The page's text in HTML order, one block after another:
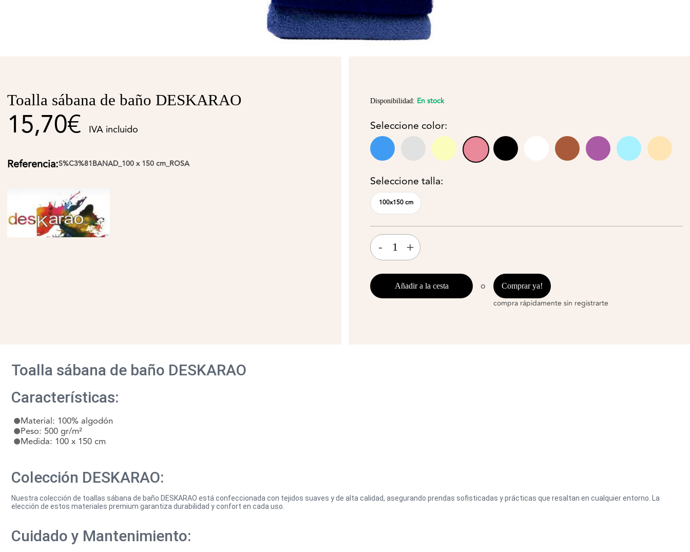
Toalla sábana de baño DESKARAO
15,70€ IVA incluido
Referencia:S%C3%81BANAD_100 x 150 cm_ROSA
Disponibilidad: En stock
Seleccione color:
Seleccione talla:
100x150 cm
- +
Añadir a la cesta o Comprar ya!
compra rápidamente sin registrarte
Toalla sábana de baño DESKARAO
Características:
Material: 100% algodón
Peso: 500 gr/m²
Medida: 100 x 150 cm
Colección DESKARAO:
Nuestra colección de toallas sábana de baño DESKARAO está confeccionada con tejidos suaves y de alta calidad, asegurando prendas sofisticadas y prácticas que resaltan en cualquier entorno. La
elección de estos materiales premium garantiza durabilidad y confort en cada uso.
Cuidado y Mantenimiento: